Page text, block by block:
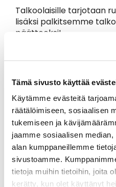
Tämä sivusto käyttää
Käytämme evästeitä
räätälöimiseen, sosiaalisen
tukemiseen ja
jaamme sosiaalisen
alan kumppaneillemme
sivustoamme.
tietoja muihin tietoihin, joita
kerätty, kun olet käyttänyt
Talkoolaisille tarjotaan
lisäksi palkitsemme
päätteeksi!